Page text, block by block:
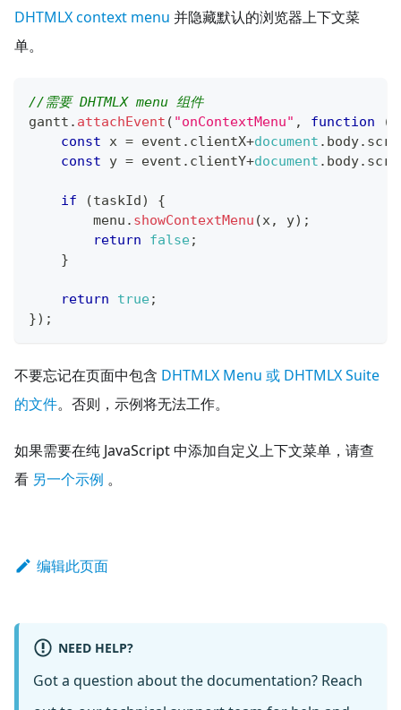
DHTMLX context menu 并隐藏默认的浏览器上下文菜
单。
//需要 DHTMLX menu 组件
gantt . attachEvent ( "onContextMenu" , function (
const x = event . clientX+document . body.
const y = event . clientY+document . body.
if (taskId)
{
        menu
. showContextMenu (x, y) ;
return
false;
}
return true;
}) ;
不要忘记在页面中包含 DHTMLX Menu 或 DHTMLX Suite
的文件。否则，示例将无法工作。
如果需要在纯 JavaScript 中添加自定义上下文菜单，请查
看 另一个示例 。
编辑此页面
NEED HELP?
Got a question about the documentation? Reach